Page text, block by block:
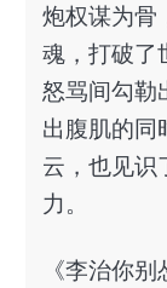
炮权谋为骨
魂，打破了
怒骂间勾勒
出腹肌的同
云，也见识
力。
《李治你